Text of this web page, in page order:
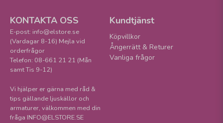
KONTAKTA OSS
E-post: info@elstore.se
(Vardagar 8-16) Mejla vid
orderfrågor
Telefon: 08-661 21 21 (Mån
samt Tis 9-12)
Vi hjälper er gärna med råd &
tips gällande ljuskällor och
armaturer, välkommen med din
fråga INFO@ELSTORE.SE
Kundtjänst
Köpvillkor
Ångerrätt & Returer
Vanliga frågor